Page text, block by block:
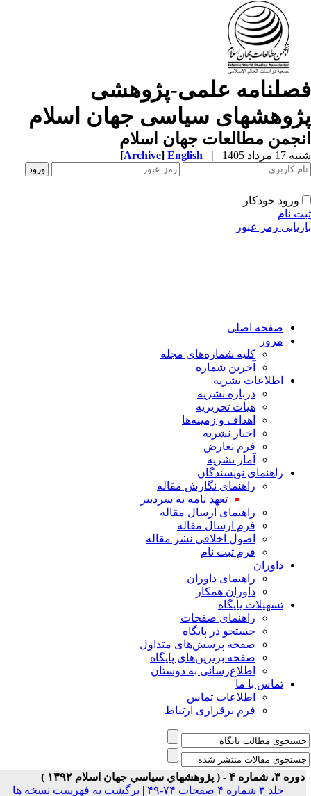
علمی-پژوهشی
سیاسی جهان اسلام
مطالعات جهان اسلام
مرداد 1405 |
English
[Archive]
ورود خودکار
نام
رمز عبور
صفحه اصلی
مرور
کلیه شماره‌های مجله
آخرین شماره
اطلاعات نشریه
درباره نشریه
هیات تحریریه
اهداف و زمینه‌ها
اخبار نشریه
فرم تعارض
آمار نشریه
راهنمای نویسندگان
راهنمای نگارش مقاله
تعهد نامه به سردبیر
راهنمای ارسال مقاله
فرم ارسال مقاله
اصول اخلاقی نشر مقاله
فرم ثبت نام
داوران
راهنمای داوران
داوران همکار
تسهیلات پایگاه
راهنمای صفحات
جستجو در پایگاه
صفحه پرسش‌های متداول
صفحه برترین‌های پایگاه
اطلاع‌رسانی به دوستان
تماس با ما
اطلاعات تماس
فرم برقراری ارتباط
۴ - ( پژوهشهاي سياسي جهان اسلام ۱۳۹۲ )
جلد ۳ شماره ۴ صفحات ۷۴-۴۹
|برگشت به فهرست نسخه ها